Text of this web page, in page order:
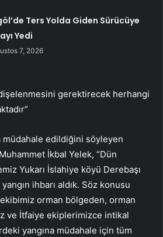
Ters Yolda Giden Sürücüye
Yedi
7, 2026
gerektirecek herhangi
müdahale edildiğini söyleyen
İkbal Yelek, “Dün
Yukarı İslahiye köyü Derebaşı
ihbarı aldık. Söz konusu
orman bölgeden, orman
ve İtfaiye ekiplerimizce intikal
yangına müdahale için tüm